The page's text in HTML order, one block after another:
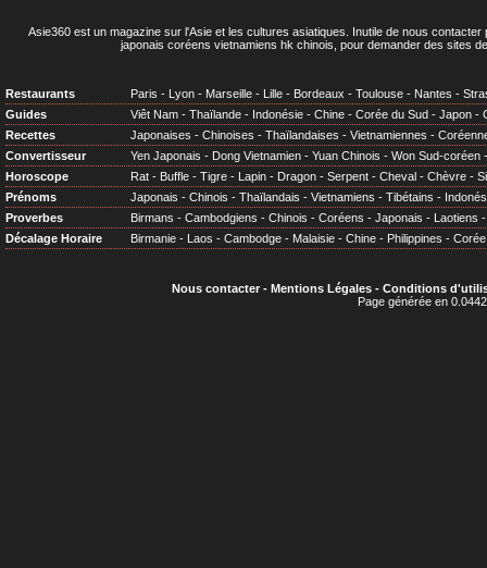
Asie360 est un magazine sur l'Asie et les cultures asiatiques . Inutile de nous
japonais coréens vietnamiens hk chinois, pour demander des sites
Restaurants Paris - Lyon - Marseille - Lille - Bordeaux - Toulouse - Nantes -
Guides
Viêt Nam - Thaïlande - Indonésie - Chine - Corée du Sud - Japon -
Recettes
Japonaises - Chinoises - Thaïlandaises - Vietnamiennes -
Convertisseur
Yen Japonais - Dong Vietnamien - Yuan Chinois - Won Sud-coréen
Horoscope
Rat - Buffle - Tigre - Lapin - Dragon - Serpent - Cheval - Chèvre -
Prénoms
Japonais - Chinois - Thaïlandais - Vietnamiens - Tibétains -
Proverbes
Birmans - Cambodgiens - Chinois - Coréens - Japonais - Laotiens
Décalage Horaire
Birmanie - Laos - Cambodge - Malaisie - Chine - Philippines - Corée
Nous contacter- Mentions Légales- Conditions
Page générée en